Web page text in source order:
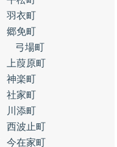
羽衣町
郷免町
弓場町
上葭原町
神楽町
社家町
川添町
西波止町
今在家町